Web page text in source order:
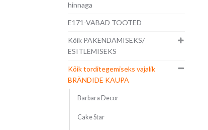
hinnaga
E171-VABAD TOOTED
Kõik PAKENDAMISEKS/
ESITLEMISEKS
Kõik torditegemiseks vajalik
BRÄNDIDE KAUPA
Barbara Decor
Cake Star